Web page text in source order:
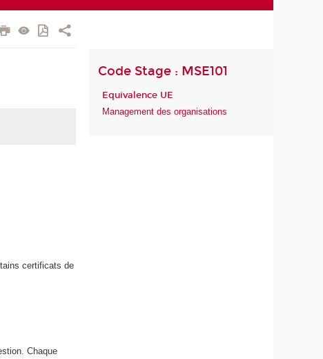
certificats de
Chaque
Code Stage : MSE101
Equivalence UE
Management des organisations